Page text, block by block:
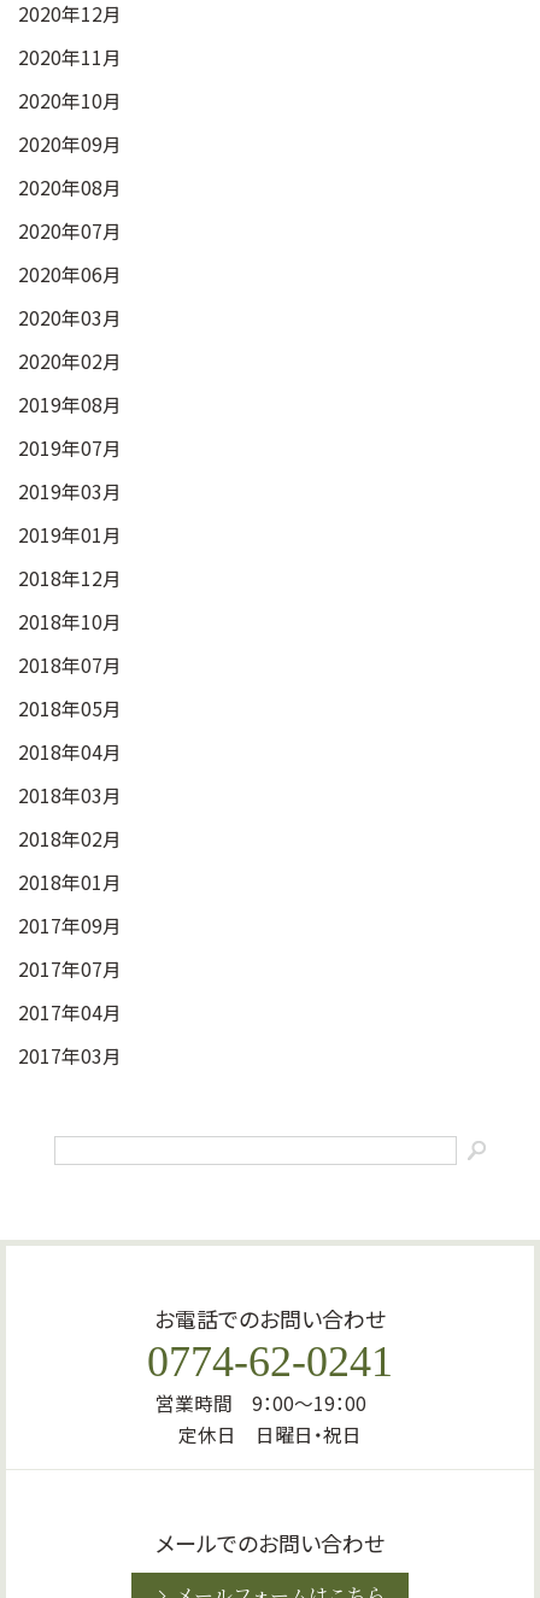
2020年12月
2020年11月
2020年10月
2020年09月
2020年08月
2020年07月
2020年06月
2020年03月
2020年02月
2019年08月
2019年07月
2019年03月
2019年01月
2018年12月
2018年10月
2018年07月
2018年05月
2018年04月
2018年03月
2018年02月
2018年01月
2017年09月
2017年07月
2017年04月
2017年03月
お電話でのお問い合わせ
0774-62-0241
営業時間 9：00～19：00
定休日 日曜日・祝日
メールでのお問い合わせ